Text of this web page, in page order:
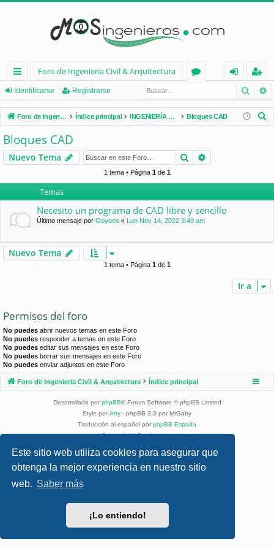
Este sitio web utiliza cookies para asegurar que
obtenga la mejor experiencia en nuestro sitio
web. Saber más
¡Lo entiendo!
nl
ac
es
rá
pi
d
os
Foro de Ingenieria Civil & Arquitectura
os
nt
ifi
e
eg
ist
ra
Identificarse Registrarse
Foro de Ingenieria Civil & Arquitectura Índice principal INGENIERÍA CIVIL (España) Bloques CAD
r
Bloques CAD
Nuevo Tema Buscar
1 tema • Página 1de 1
Temas
Necesito un programa de CAD libre y sencillo
Último mensaje por Goyoes « Lun Nov 14, 2022 3:49 am
Nuevo Tema
1 tema • Página 1de 1
Ir a
Permisos del foro
No puedes abrir nuevos temas en este Foro
No puedes responder a temas en este Foro
No puedes editar sus mensajes en este Foro
No puedes borrar sus mensajes en este Foro
No puedes enviar adjuntos en este Foro
Foro de Ingenieria Civil & Arquitectura Índice principal
Desarrollado por phpBB® Forum Software © phpBB Limited
Style por Arty - phpBB 3.3 por MrGaby
Traducción al español por phpBB España
Privacidad|Condiciones